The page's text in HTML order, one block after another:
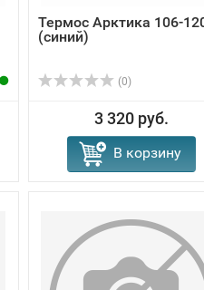
Термос Арктика 106-
(синий)
(0)
3 320 руб.
В корзину